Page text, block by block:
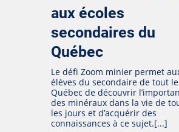
aux écoles
secondaires du
Québec
Le défi Zoom minier permet
élèves du secondaire de tout le
Québec de découvrir
des minéraux dans la vie de
les jours et d’acquérir des
connaissances à ce sujet.[...]